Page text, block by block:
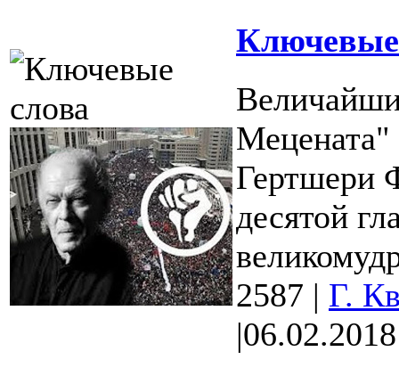
Ключевые
Гертшери
десятой
2587 | Г.
|06.02.2018